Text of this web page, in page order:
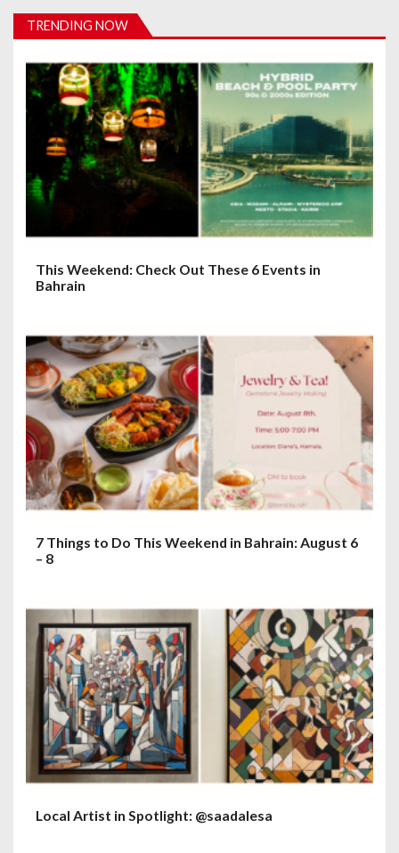
i
a
t
o
n
TRENDING NOW
This Weekend: Check Out These 6 Events in
Bahrain
7 Things to Do This Weekend in Bahrain: August 6
– 8
Local Artist in Spotlight: @saadalesa